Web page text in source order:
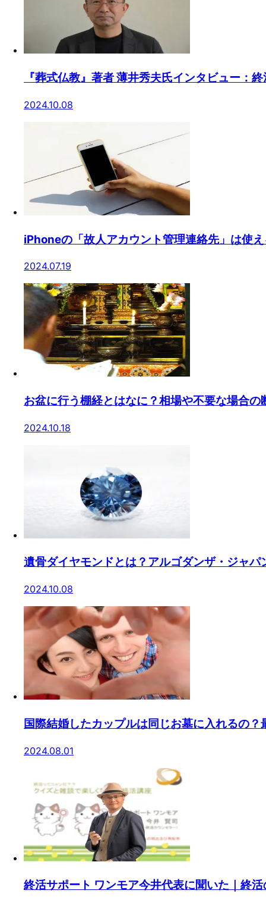
『葬式仏教』著者 薄井秀夫氏インタビュー：
2024.10.08
iPhoneの「故人アカウント管理連絡先」は使
2024.07.19
お盆に行う棚経とはなに？相場や不要な場合の
2024.10.18
遺骨ダイヤモンドとは？アルゴダンザ・ジャパ
2024.10.08
国際結婚したカップルは同じお墓に入れるの
2024.08.01
終活サポート ワンモア今井代表に聞いた｜終